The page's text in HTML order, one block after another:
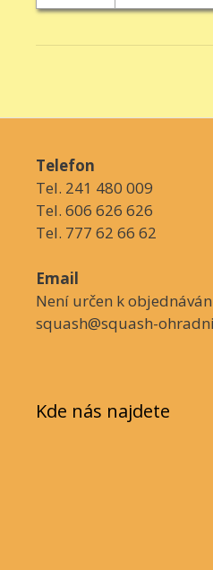
Telefon
Tel. 241 480 009
Tel. 606 626 626
Tel. 777 62 66 62
Email
Není určen k
squash@squash-
Kde nás najdete